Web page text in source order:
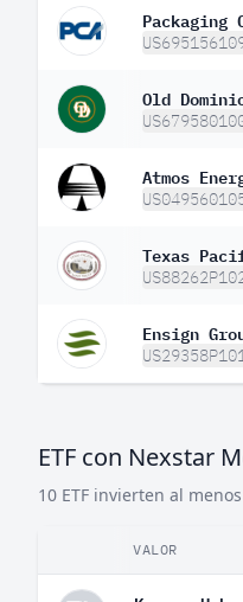
Packaging
Old
Atmos
Texas
Ensign
ETF con Nexstar
10 ETF invierten al
VALOR